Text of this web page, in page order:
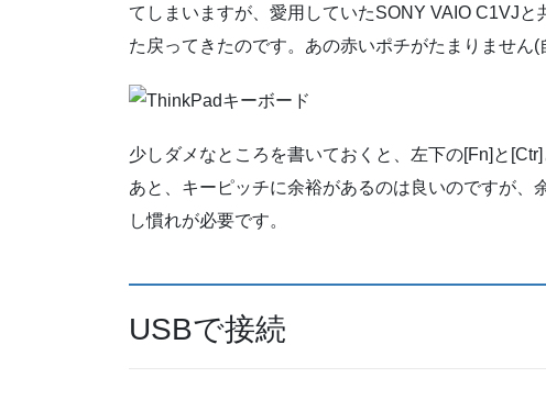
てしまいますが、愛用していたSONY VAIO C1VJ
た戻ってきたのです。あの赤いポチがたまりません(
少しダメなところを書いておくと、左下の[Fn]と
あと、キーピッチに余裕があるのは良いのですが
し慣れが必要です。
USBで接続